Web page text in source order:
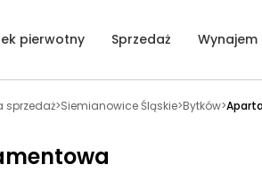
pierwotny Sprzedaż Wynajem
sprzedaż>Siemianowice Śląskie>Bytków>